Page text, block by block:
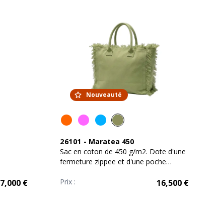
7,000€
Nouveauté
26101 - Maratea 450
Sac en coton de 450 g/m2. Dote d'une
fermeture zippee et d'une poche
Prix :
16,500€